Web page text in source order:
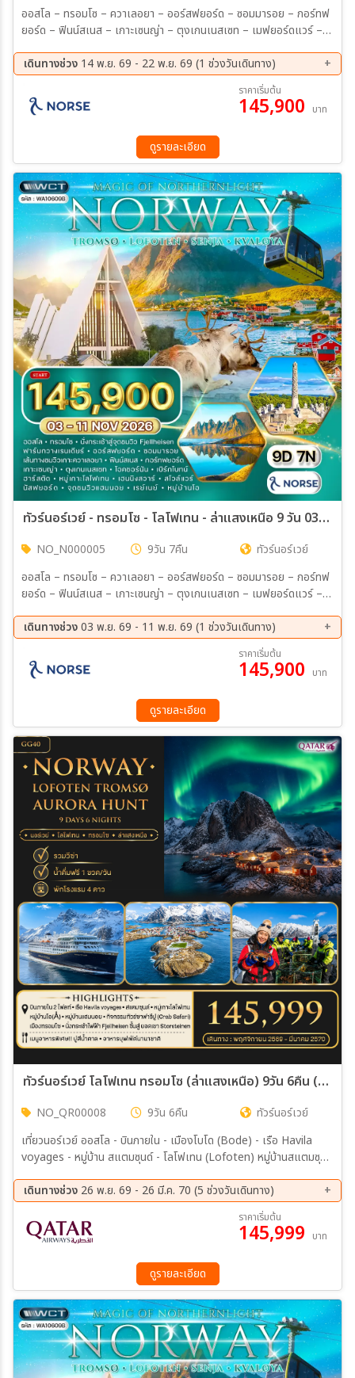
ออสโล – ทรอมโซ – ควาเลอยา – ออร์สฟยอร์ด – ซอมมารอย – กอร์ทฟ
ยอร์ด – ฟินน์สเนส – เกาะเซนญ่า – ตุงเกนเนสเซท – เมฟยอร์ดแวร์ –
หมู่บ้านโอ – นาร์วิก - ทรอมโซ – โบสถ์ทรอมโซ – ถนนคนเดิน Storgata
– อาสนวิหารอาร์กติก – Fjellheisen – ฟาร์มกวางเรนเดียร์ – เกาะควา
เลอยา – ออร์สฟยอร์ด – ซอมมารอย – กอร์ทฟยอร์ด – เกาะเซนญ่า –
ตุงเกนเนสเซท – เทือกเขาโอคชอร์นัน – เบิร์กโบทน์ – เมฟยอร์ดแวร์ –
ปลาแซลมอน – จับปู Brown Crab – สโวล์แวร์ – แฮมนอย – เรย์เนย์ –
หมู่บ้านโอ – พิพิธภัณฑ์ไวกิ้ง – Holmenkollen – ย่านคาร์ล โจฮัน เกต –
Aker Brygge – ศาลาว่าการ – Nobel Peace Centre – โรงโอเปร่า –
โบสถ์โดมคาทีดราล – รัฐสภา – พระราชวัง – อุทยานฟรอกเนอร์
เดินทางช่วง 14 พ.ย. 69 - 22 พ.ย. 69 (1 ช่วงวันเดินทาง)
ราคาเริ่มต้น
145,900 บาท
ดูรายละเอียด
ทัวร์นอร์เวย์ - ทรอมโซ - โลโฟเทน - ล่าแสงเหนือ 9 วัน 03 - 11 NOV 26
NO_N000005 9วัน 7คืน
ทัวร์นอร์เวย์
ออสโล – ทรอมโซ – ควาเลอยา – ออร์สฟยอร์ด – ซอมมารอย – กอร์ทฟ
ยอร์ด – ฟินน์สเนส – เกาะเซนญ่า – ตุงเกนเนสเซท – เมฟยอร์ดแวร์ –
หมู่บ้านโอ – นาร์วิก อุทยานฟรอกเนอร์ – กรุงออสโล – ทรอมโซ – โบสถ์
ทรอมโซ – ถนนคนเดิน Storgata – อาสนวิหารอาร์กติก – Fjellheisen
– ฟาร์มกวางเรนเดียร์ – เกาะควาเลอยา – ออร์สฟยอร์ด – ซอมมารอย –
กอร์ทฟยอร์ด – เกาะเซนญ่า – ตุงเกนเนสเซท – เทือกเขาโอคชอร์นัน –
ล่องเรือ RIB Boat – ฟาร์มปลาแซลมอน – จับปู Brown Crab – ส
โวล์แวร์ – แฮมนอย – เรย์เนย์ – หมู่บ้านโอ – พิพิธภัณฑ์ไวกิ้ง –
Holmenkollen – ย่านคาร์ล โจฮัน เกต – Aker Brygge – ศาลาว่าการ
– Nobel Peace
เดินทางช่วง03 พ.ย. 69 - 11 พ.ย. 69 (1 ช่วงวันเดินทาง)
ราคาเริ่มต้น
145,900 บาท
ดูรายละเอียด
ทัวร์นอร์เวย์ โลโฟเทน ทรอมโซ (ล่าแสงเหนือ) 9วัน 6คืน (QR)
NO_QR00008 9วัน 6คืน
ทัวร์นอร์เวย์
เที่ยวนอร์เวย์ ออสโล - บินภายใน - เมืองโบโด (Bode) - เรือ Havila
voyages - หมู่บ้าน สแตมซุนด์ - โลโฟเทน (Lofoten) หมู่บ้านสแตมซุนด์
ซาคริซอย - หมู่บ้านนูส์ฟยอร์ด สแตมซุนด์ (Stamsund) - กิจกรรม Crab
Safari - เฮนนิงสแวร์ - Football Stadium - จุดชมวิวทำเรือเสนนิงสวา
ร์ (Henningsvar) - สโวลแว5 สแตมซุนด์ (Stamsund) - เมืองนาร์วิก -
ออสท์เนสฟยอร์เดน - Trinigon 3 - The Freedom Monument -
เดินทางช่วง 26 พ.ย. 69 - 26 มี.ค. 70 (5 ช่วงวันเดินทาง)
14 ม.ค. 70 - 22 ม.ค. 70
18 ก.พ. 70 - 26 ก.พ. 70
04 มี.ค 70 - 12 มี.ค 70
18 มี.ค 70 - 26 มี.ค 70
ราคาเริ่มต้น
145,999 บาท
ดูรายละเอียด